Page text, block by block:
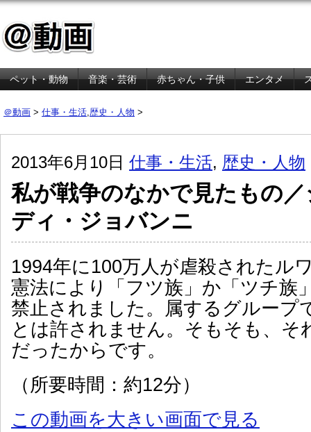
ペット・動物 音楽・芸術 赤ちゃん・子供 エンタメ
＠動画 > 仕事・生活,歴史・人物 >
2013年6月10日 仕事・生活, 歴史・人物
私が戦争のなかで見たもの
ディ・ジョバンニ
1994年に100万人が虐殺されたル
憲法により「フツ族」か「ツチ族
禁止されました。属するグループ
とは許されません。そもそも、そ
だったからです。
（所要時間：約12分）
この動画を大きい画面で見る